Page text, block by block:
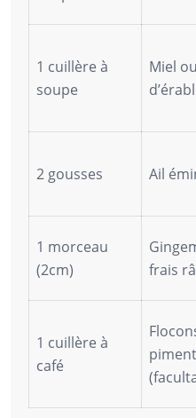
1 cuillère à
soupe
Miel
2 gousses Ail
1 morceau
(2cm)
frais
1 cuillère à
café
piment